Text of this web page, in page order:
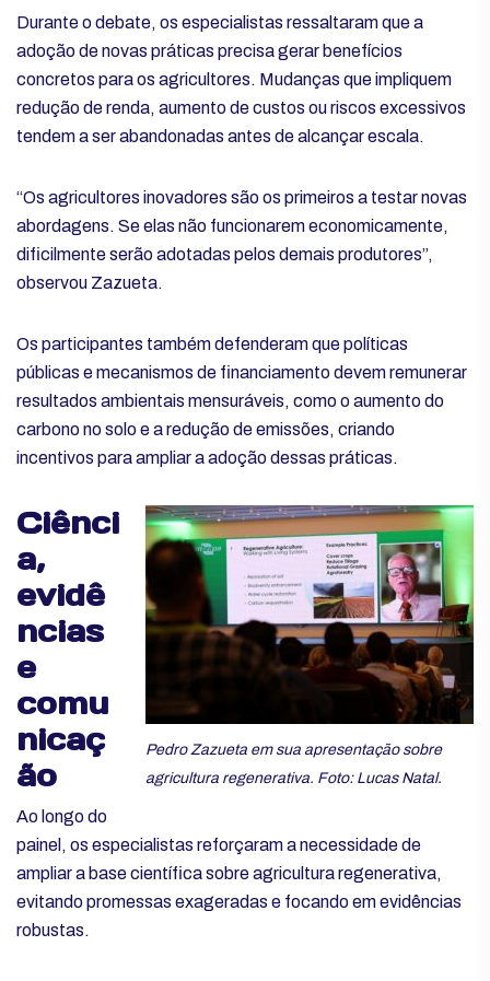
Durante o debate, os especialistas ressaltaram que a
adoção de novas práticas precisa gerar benefícios
concretos para os agricultores. Mudanças que impliquem
redução de renda, aumento de custos ou riscos excessivos
tendem a ser abandonadas antes de alcançar escala.
“Os agricultores inovadores são os primeiros a testar novas
abordagens. Se elas não funcionarem economicamente,
dificilmente serão adotadas pelos demais produtores”,
observou Zazueta.
Os participantes também defenderam que políticas
públicas e mecanismos de financiamento devem remunerar
resultados ambientais mensuráveis, como o aumento do
carbono no solo e a redução de emissões, criando
incentivos para ampliar a adoção dessas práticas.
Pedro Zazueta em sua apresentação sobre
agricultura regenerativa. Foto: Lucas Natal.
Ciênci
a,
evidê
ncias
e
comu
nicaç
ão
Ao longo do
painel, os especialistas reforçaram a necessidade de
ampliar a base científica sobre agricultura regenerativa,
evitando promessas exageradas e focando em evidências
robustas.